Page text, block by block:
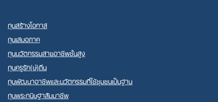
ทุนสร้างโอกาส
ทุนเสมอภาค
ทุนนวัตกรรมสายอาชีพชั้นสูง
ทุนครูรัก(ษ์)ถิ่น
ทุนพัฒนาอาชีพและนวัตกรรมที่ใช้ชุมชนเป็นฐาน
ทุนพระกนิษฐาสัมมาชีพ